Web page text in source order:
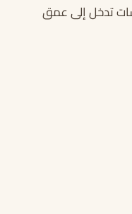
تدخل إلى عمق